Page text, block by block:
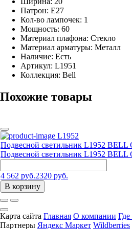
Патрон: E27
Кол-во лампочек: 1
Мощность: 60
Материал плафона: Стекло
Материал арматуры: Металл
Наличие: Есть
Артикул: L1951
Коллекция: Bell
Похожие товары
L1952
Подвесной светильник L1952
Подвесной светильник L1952
4 562 руб.2320 руб.
В корзину
Карта сайта Главная О компании Где
Партнеры Яндекс Маркет Wildberries